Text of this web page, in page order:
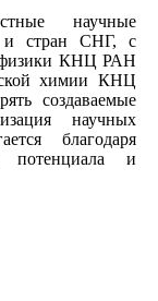
научные
и стран СНГ, с
КНЦ РАН
химии КНЦ
создаваемые
научных
благодаря
потенциала и